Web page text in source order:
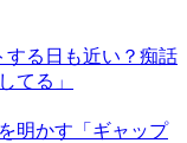
る日も近い？痴話
てる」
明かす「ギャップ